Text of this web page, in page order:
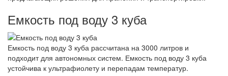
Емкость под воду 3 куба
Емкость под воду 3 куба рассчитана на 3000 литров и
подходит для автономных систем. Емкость под воду 3 куба
устойчива к ультрафиолету и перепадам температур.